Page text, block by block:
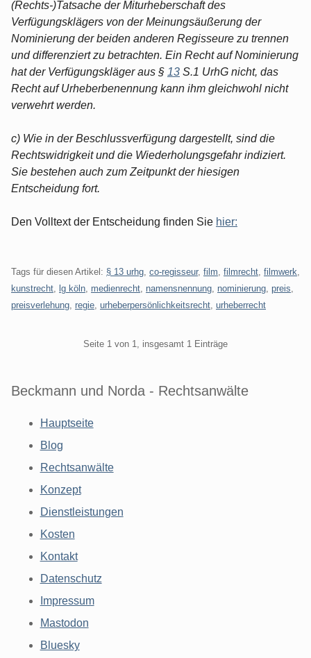
(Rechts-)Tatsache der Miturheberschaft des
Verfügungsklägers von der Meinungsäußerung der
Nominierung der beiden anderen Regisseure zu trennen
und differenziert zu betrachten. Ein Recht auf Nominierung
hat der Verfügungskläger aus § 13 S.1 UrhG nicht, das
Recht auf Urheberbenennung kann ihm gleichwohl nicht
verwehrt werden.
c) Wie in der Beschlussverfügung dargestellt, sind die
Rechtswidrigkeit und die Wiederholungsgefahr indiziert.
Sie bestehen auch zum Zeitpunkt der hiesigen
Entscheidung fort.
Den Volltext der Entscheidung finden Sie hier:
Tags für diesen Artikel: § 13 urhg co-regisseur, film filmrecht filmwerk
kunstrecht
lg köln medienrecht namensnennung nominierung preis
preisverlehung regie urheberpersönlichkeitsrecht urheberrecht
Seite 1 von 1, insgesamt 1 Einträge
Beckmann und Norda - Rechtsanwälte
Hauptseite
Blog
Rechtsanwälte
Konzept
Dienstleistungen
Kosten
Kontakt
Datenschutz
Impressum
Mastodon
Bluesky